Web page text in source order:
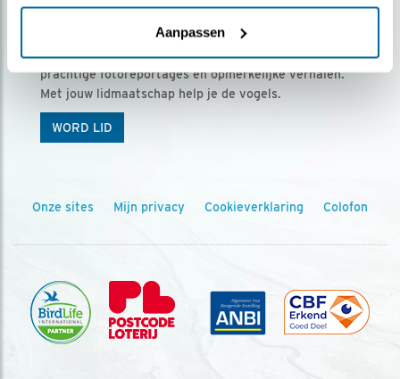
Aanpassen
Ontvang 5 x Vogels voor € 36,00 per jaar
Vogels is het tijdschrift voor onze leden, met
prachtige fotoreportages en opmerkelijke verhalen.
Met jouw lidmaatschap help je de vogels.
WORD LID
Onze sites Mijn privacy Cookieverklaring Colofon